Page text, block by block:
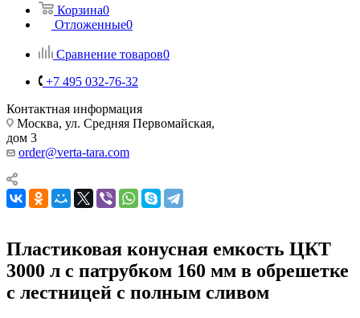
Корзина0
Отложенные0
Сравнение товаров0
+7 495 032-76-32
Контактная информация
Москва, ул. Средняя Первомайская,
дом 3
order@verta-tara.com
Пластиковая конусная емкость ЦКТ
3000 л с патрубком 160 мм в обрешетке
с лестницей с полным сливом